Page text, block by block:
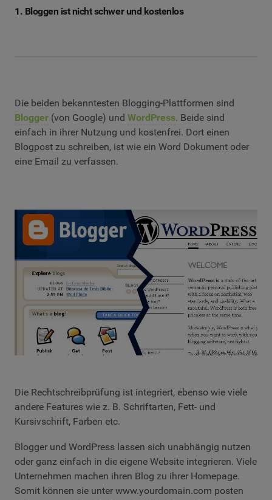
1. Bloggen ist nicht schwer und kostenlos
Die beiden bekanntesten Blogging-Plattformen sind
Blogger (von Google) und WordPress. Beide sind
einfach in ihrer Nutzung und kostenfrei. Dort einen
Blogpost zu schreiben, ist wie ein Word Dokument oder
eine Email zu verfassen.
Die Rechtschreibprüfung ist integriert, ebenso wie viele
andere Features wie z. B. Schriftarten, Fett- und
Kursivschrift, Farben etc.
Blogger und WordPress lassen sich unabhängig nutzen
oder ganz einfach in die eigene Website integrieren. Viele
Unternehmen machen ihren Blog zu ihrer Homepage.
Somit können sie unter www.yourdomain.com posten